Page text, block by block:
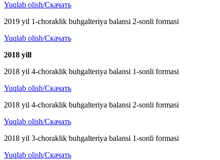
Yuqlab olish/Скачать
2019 yil 1-choraklik buhgalteriya balansi 2-sonli formasi
Yuqlab olish/Скачать
2018 yill
2018 yil 4-choraklik buhgalteriya balansi 1-sonli formasi
Yuqlab olish/Скачать
2018 yil 4-choraklik buhgalteriya balansi 2-sonli formasi
Yuqlab olish/Скачать
2018 yil 3-choraklik buhgalteriya balansi 1-sonli formasi
Yuqlab olish/Скачать